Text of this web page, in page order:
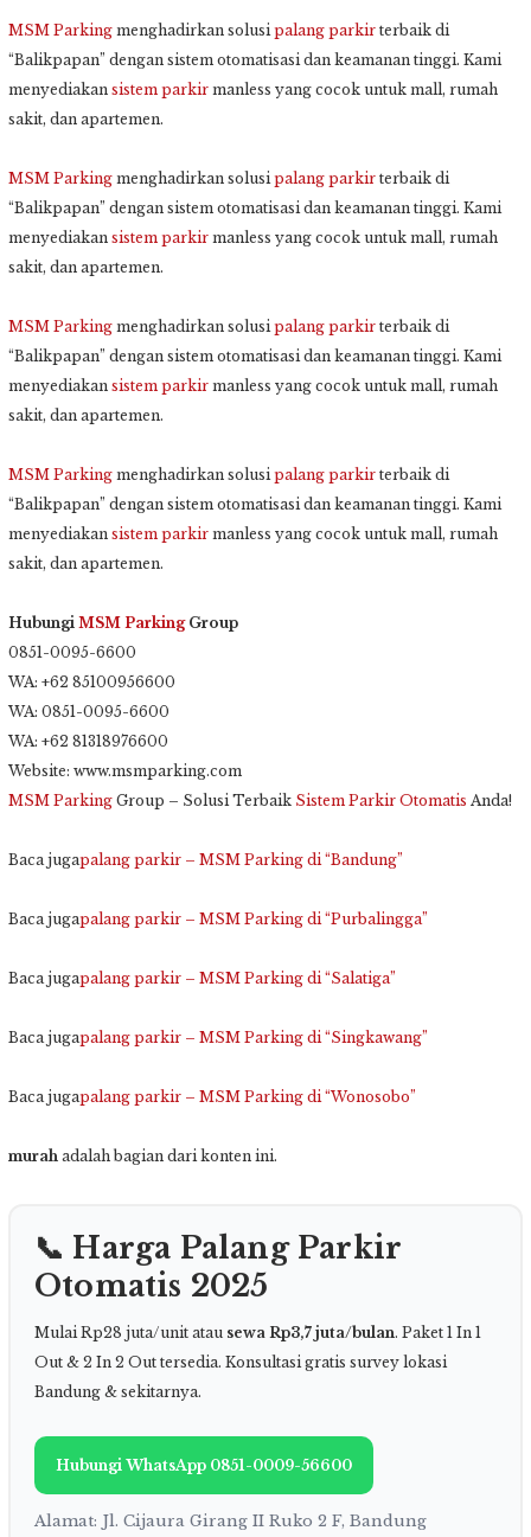
MSM Parking menghadirkan solusipalang parkir terbaik di
“Balikpapan” dengan sistem otomatisasi dan keamanan tinggi. Kami
menyediakan sistem parkir manless yang cocok untuk mall, rumah
sakit, dan apartemen.
MSM Parking menghadirkan solusipalang parkir terbaik di
“Balikpapan” dengan sistem otomatisasi dan keamanan tinggi. Kami
menyediakan sistem parkir manless yang cocok untuk mall, rumah
sakit, dan apartemen.
MSM Parking menghadirkan solusipalang parkir terbaik di
“Balikpapan” dengan sistem otomatisasi dan keamanan tinggi. Kami
menyediakan sistem parkir manless yang cocok untuk mall, rumah
sakit, dan apartemen.
MSM Parking menghadirkan solusipalang parkir terbaik di
“Balikpapan” dengan sistem otomatisasi dan keamanan tinggi. Kami
menyediakan sistem parkir manless yang cocok untuk mall, rumah
sakit, dan apartemen.
Hubungi MSM ParkingGroup
0851-0095-6600
WA: +62 85100956600
WA: 0851-0095-6600
WA: +62 81318976600
Website: www.msmparking.com
MSM Parking Group – Solusi Terbaik Sistem Parkir Otomatis Anda!
Baca jugapalang parkir – MSM Parking di “Bandung”
Baca jugapalang parkir – MSM Parking di “Purbalingga”
Baca jugapalang parkir – MSM Parking di “Salatiga”
Baca jugapalang parkir – MSM Parking di “Singkawang”
Baca jugapalang parkir – MSM Parking di “Wonosobo”
murah adalah bagian dari konten ini.
📞 Harga Palang Parkir
Otomatis 2025
Mulai Rp28 juta/unit atau sewa Rp3,7 juta/bulan. Paket 1 In 1
Out & 2 In 2 Out tersedia. Konsultasi gratis survey lokasi
Bandung & sekitarnya.
Hubungi WhatsApp 0851-0009-56600
Alamat: Jl. Cijaura Girang II Ruko 2 F, Bandung